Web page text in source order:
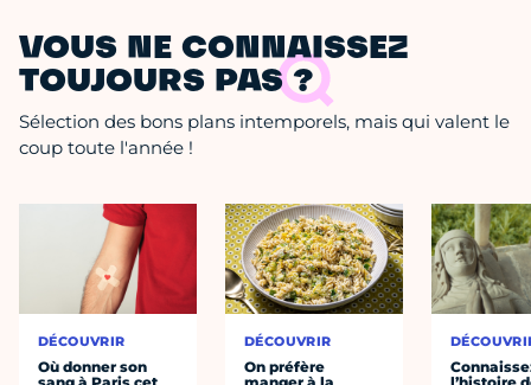
VOUS NE CONNAISSEZ
TOUJOURS PAS ?
Sélection des bons plans intemporels, mais qui valent le
coup toute l'année !
DÉCOUVRIR
Où donner son
DÉCOUVRIR
On préfère